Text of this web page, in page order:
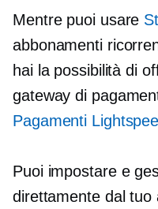
Mentre puoi usare
abbonamenti
hai la possibilità di
gateway di
Pagamenti
Puoi impostare e
direttamente dal tuo